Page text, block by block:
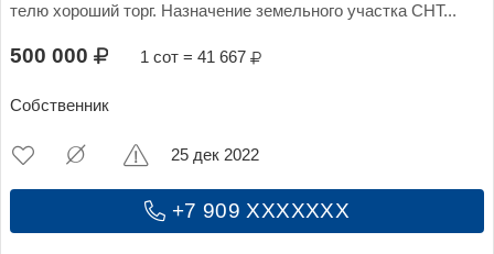
телю хороший торг. Назначение земельного участка СНТ...
500 000 1 сот = 41 667
Собственник
+7 909 XXXXXXX
25 дек 2022